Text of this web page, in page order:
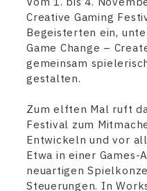
Creative Gaming
Begeisterten ein,
Game Change –
gemeinsam
gestalten.
Zum elften Mal ruft
Festival zum
Entwickeln und vor
Etwa in einer Games-
neuartigen
Steuerungen. In